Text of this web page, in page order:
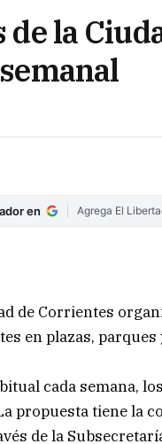
de la
en Agrega El
de Corrientes
en plazas, parques
cada semana,
propuesta tiene la
de la